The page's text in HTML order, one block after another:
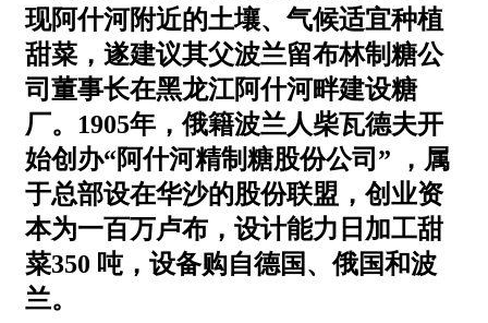
现阿什河附近的土壤、气候适宜种植
甜菜，遂建议其父波兰留布林制糖公
司董事长在黑龙江阿什河畔建设糖
厂。1905年，俄籍波兰人柴瓦德夫开
始创办“阿什河精制糖股份公司” ，属
于总部设在华沙的股份联盟，创业资
本为一百万卢布，设计能力日加工甜
菜350 吨，设备购自德国、俄国和波
兰。